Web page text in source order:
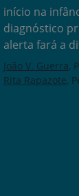
início na
diagnóstico
alerta fará a
João V. Guerra
Rita Rapazote